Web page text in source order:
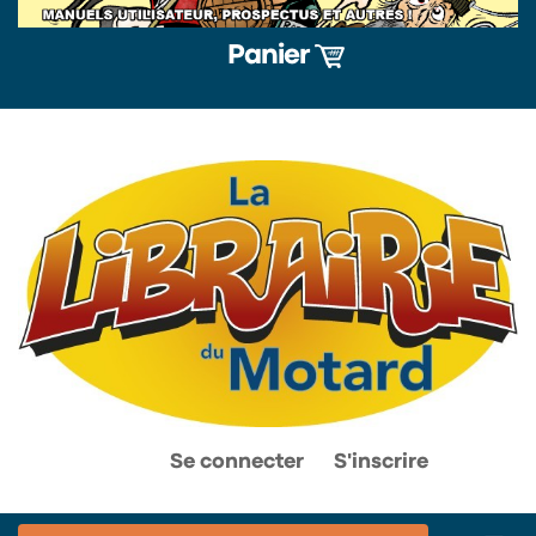
Panier
Se connecter S'inscrire